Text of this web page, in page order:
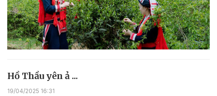
Hồ Thầu yên ả ...
19/04/2025 16:31